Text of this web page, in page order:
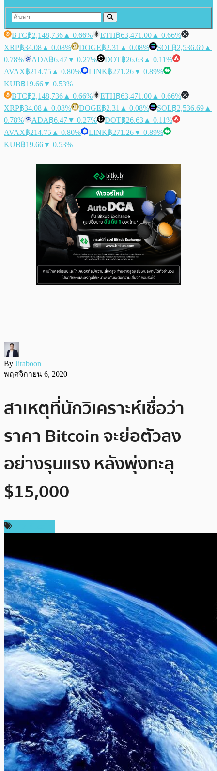
BTC฿2,148,736 ▲ 0.66% ETH฿63,471.00 ▲ 0.66%
XRP฿34.08 ▲ 0.08% DOGE฿2.31 ▲ 0.08% SOL฿2,536.69 ▲
0.78%
ADA฿6.47▼ 0.27% DOT฿26.63 ▲ 0.11%
AVAX฿214.75 ▲ 0.80% LINK฿271.26▼ 0.89%
KUB฿19.66▼ 0.53%
BTC฿2,148,736 ▲ 0.66% ETH฿63,471.00 ▲ 0.66%
XRP฿34.08 ▲ 0.08% DOGE฿2.31 ▲ 0.08% SOL฿2,536.69 ▲
0.78%
ADA฿6.47▼ 0.27% DOT฿26.63 ▲ 0.11%
AVAX฿214.75 ▲ 0.80% LINK฿271.26▼ 0.89%
KUB฿19.66▼ 0.53%
By Jiraboon
พฤศจิกายน 6, 2020
สาเหตุที่นักวิเคราะห์เชื่อว่า
ราคา Bitcoin จะย่อตัวลง
อย่างรุนแรง หลังพุ่งทะลุ
$15,000